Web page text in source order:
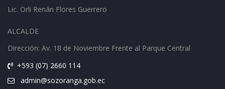
Lic. Orli Renán Flores Guerrero
ALCALDE
Dirección: Av. 18 de Noviembre Frente al Parque Central
+593 (07) 2660 114
admin@sozoranga.gob.ec